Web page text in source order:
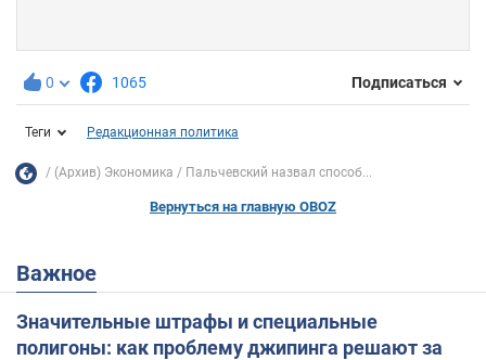
0 1065 Подписаться
Теги Редакционная политика
(Архив) Экономика Пальчевский назвал способ...
Вернуться на главную OBOZ
Важное
Значительные штрафы и специальные
полигоны: как проблему джипинга решают за